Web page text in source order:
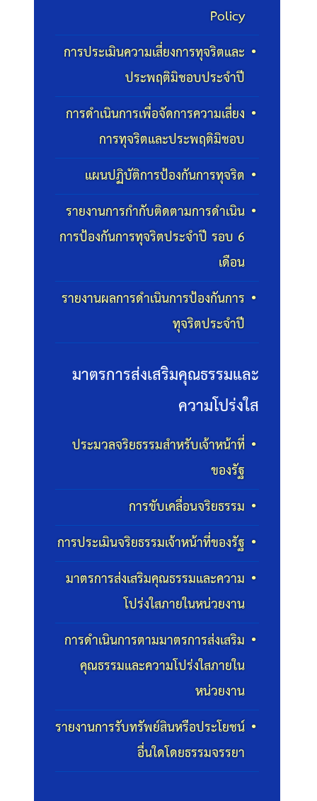
Policy
การประเมินความเสี่ยงการทุจริตและ
ประพฤติมิชอบประจำปี
การดำเนินการเพื่อจัดการความเสี่ยง
การทุจริตและประพฤติมิชอบ
แผนปฏิบัติการป้องกันการทุจริต
รายงานการกำกับติดตามการดำเนิน
การป้องกันการทุจริตประจำปี รอบ 6
เดือน
รายงานผลการดำเนินการป้องกันการ
ทุจริตประจำปี
มาตรการส่งเสริมคุณธรรมและ
ความโปร่งใส
ประมวลจริยธรรมสำหรับเจ้าหน้าที่
ของรัฐ
การขับเคลื่อนจริยธรรม
การประเมินจริยธรรมเจ้าหน้าที่ของรัฐ
มาตรการส่งเสริมคุณธรรมและความ
โปร่งใสภายในหน่วยงาน
การดำเนินการตามมาตรการส่งเสริม
คุณธรรมและความโปร่งใสภายใน
หน่วยงาน
รายงานการรับทรัพย์สินหรือประโยชน์
อื่นใดโดยธรรมจรรยา